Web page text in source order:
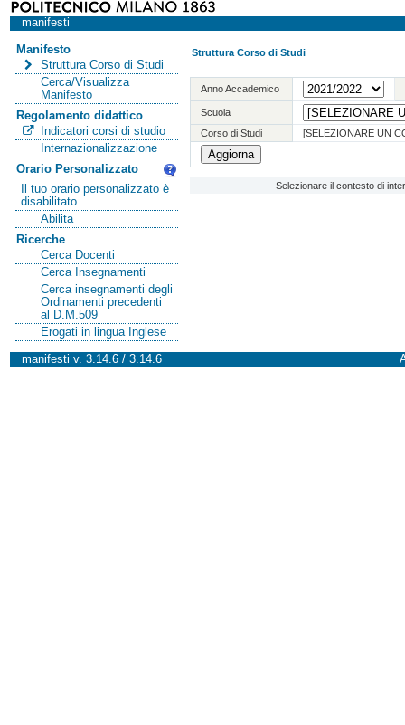
manifesti
Manifesto
Struttura Corso di Studi
Cerca/Visualizza
Manifesto
Regolamento didattico
Indicatori corsi di studio
Internazionalizzazione
Orario Personalizzato
Il tuo orario personalizzato è
disabilitato
Abilita
Ricerche
Cerca Docenti
Cerca Insegnamenti
Cerca insegnamenti degli
Ordinamenti precedenti
al D.M.509
Erogati in lingua Inglese
Struttura Corso di Studi
Anno Accademico
Scuola
Corso di Studi
[SELEZIONARE UN
Selezionare il contesto di
manifesti v. 3.14.6 / 3.14.6